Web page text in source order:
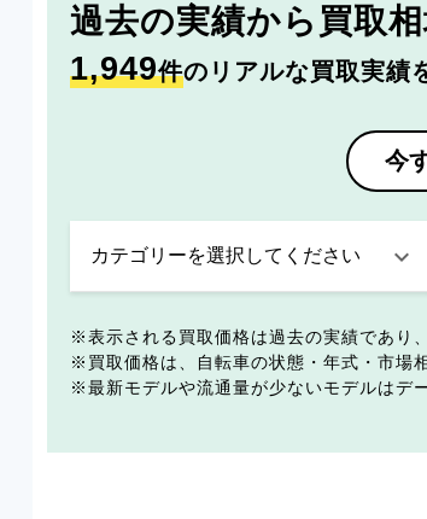
過去の実績から 買取
1,949件のリアルな買取実績
今
表示される買取価格は過去の実績であり
買取価格は、自転車の状態・年式・市場
最新モデルや流通量が少ないモデルはデ